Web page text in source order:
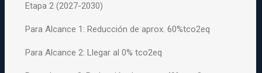
Etapa 2 (2027-2030)
Para Alcance 1: Reducción de aprox. 60%tco2eq
Para Alcance 2: Llegar al 0% tco2eq